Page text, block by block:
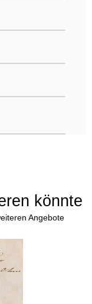
könnte
Angebote